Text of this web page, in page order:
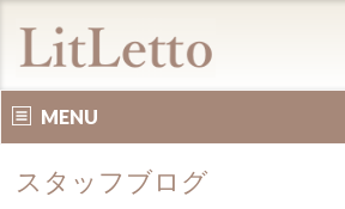
MENU
スタッフブログ